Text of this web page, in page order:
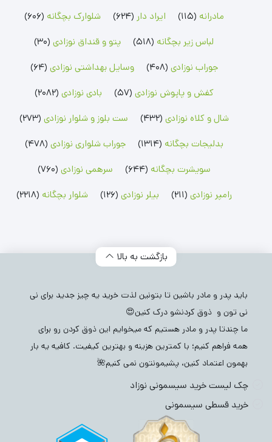
شلوار پسرانه
رامپر پسرانه
جوراب پسرانه
مادرانه (115) ایراد دار (624) شلوارک بچگانه (606)
لباس زیر بچگانه (518) پتو و قنداق نوزادی (30)
جوراب نوزادی (408) وسایل بهداشتی نوزادی (64)
کفش و پاپوش نوزادی (57) بادی نوزادی (2082)
شال و کلاه نوزادی (432) ست بلوز و شلوار نوزادی (273)
بدلیجات بچگانه (1314) جوراب شلواری نوزادی (478)
سویشرت بچگانه (644) سرهمی نوزادی (760)
رامپر نوزادی (211) بیلر نوزادی (126) شلوار بچگانه (2218)
بازگشت به بالا
باید پدر و مادر باشین تا بتونین لذت خرید یه چیز جدید برای نی
نی تون و ذوق کردنشو درک کنین😍
ما چندتا پدر و مادر هستیم که میخوایم این ذوق کردن رو برای
همه فراهم کنیم؛ با کمترین هزینه و بهترین کیفیت. کافیه یه بار
بهمون اعتماد کنین، پشیمونتون نمی کنیم🌺
چک لیست خرید سیسمونی نوزاد
خرید قسطی سیسمونی